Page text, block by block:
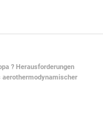
? Herausforderungen
aerothermodynamischer